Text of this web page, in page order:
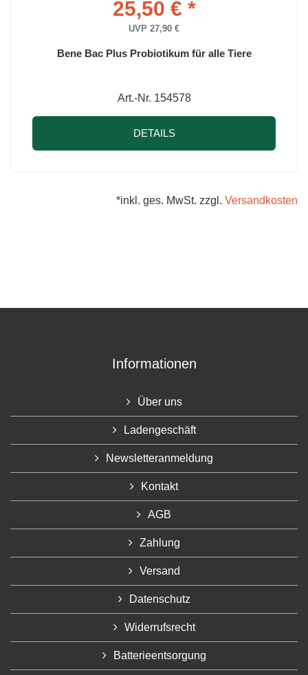
25,50 € *
UVP 27,90 €
Bene Bac Plus Probiotikum für alle Tiere
Art.-Nr. 154578
DETAILS
*inkl. ges. MwSt. zzgl. Versandkosten
Informationen
Über uns
Ladengeschäft
Newsletteranmeldung
Kontakt
AGB
Zahlung
Versand
Datenschutz
Widerrufsrecht
Batterieentsorgung